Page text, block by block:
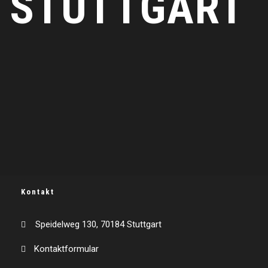
Kontakt
Speidelweg 130, 70184 Stuttgart
Kontaktformular